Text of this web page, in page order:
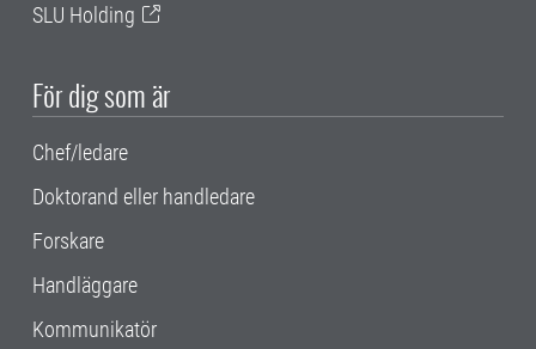
SLU Holding
För dig som är
Chef/ledare
Doktorand eller handledare
Forskare
Handläggare
Kommunikatör